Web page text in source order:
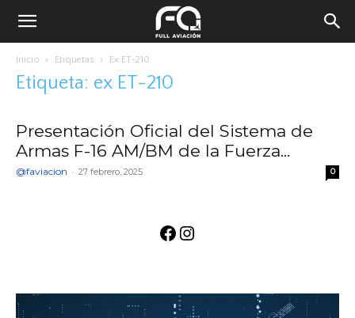
Inicio Etiquetas Ex ET-210
Etiqueta: ex ET-210
Presentación Oficial del Sistema de
Armas F-16 AM/BM de la Fuerza...
@faviacion - 27 febrero, 2025 0
Facebook
Instagram